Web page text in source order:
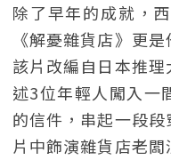
除了早年的成就，
《解憂雜貨店》更
該片改編自日本推
述3位年輕人闖入一
的信件，串起一段
片中飾演雜貨店老